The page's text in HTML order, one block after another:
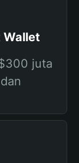
Wallet
juta